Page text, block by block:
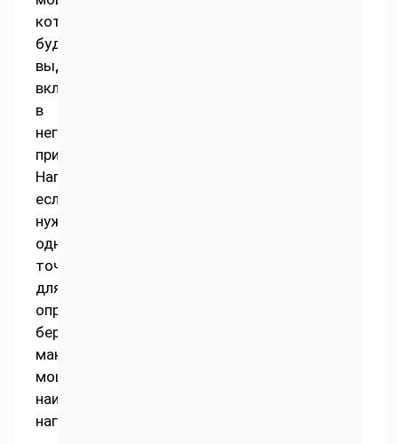
которую
будут
выдавать
включаемые
в
него
приборы.
Например,
если
нужна
одна
точка,
для
определения
берется
максимальная
мощность
наибольшей
нагрузки.